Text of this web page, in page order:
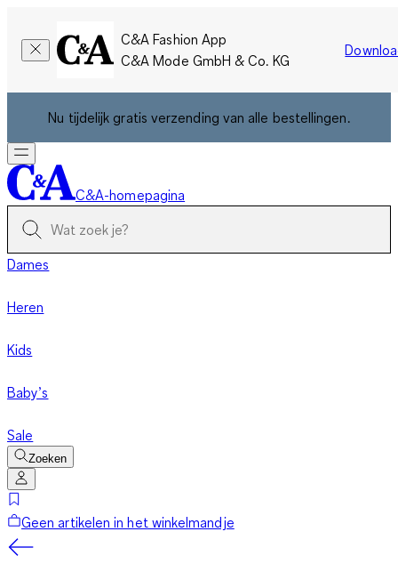
C&A Fashion App
C&A Mode GmbH & Co. KG
Nu tijdelijk gratis verzending van alle bestellingen.
C&A-homepagina
Dames
Heren
Kids
Baby’s
Sale
Zoeken
Geen artikelen in het winkelmandje